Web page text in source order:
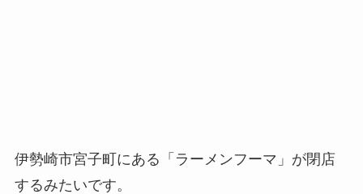
伊勢崎市宮子町にある「ラーメンフーマ」が閉店
するみたいです。